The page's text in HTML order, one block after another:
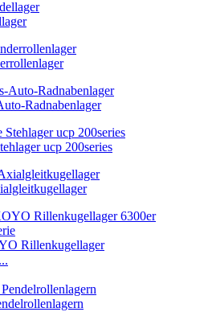
Radnabenlager
ucp 200series
Rillenkugellager